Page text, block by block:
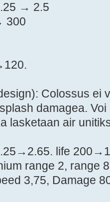
→ 2.5
300
Colossus ei
damagea.
lasketaan air
life
range 2, range
3,75, Damage